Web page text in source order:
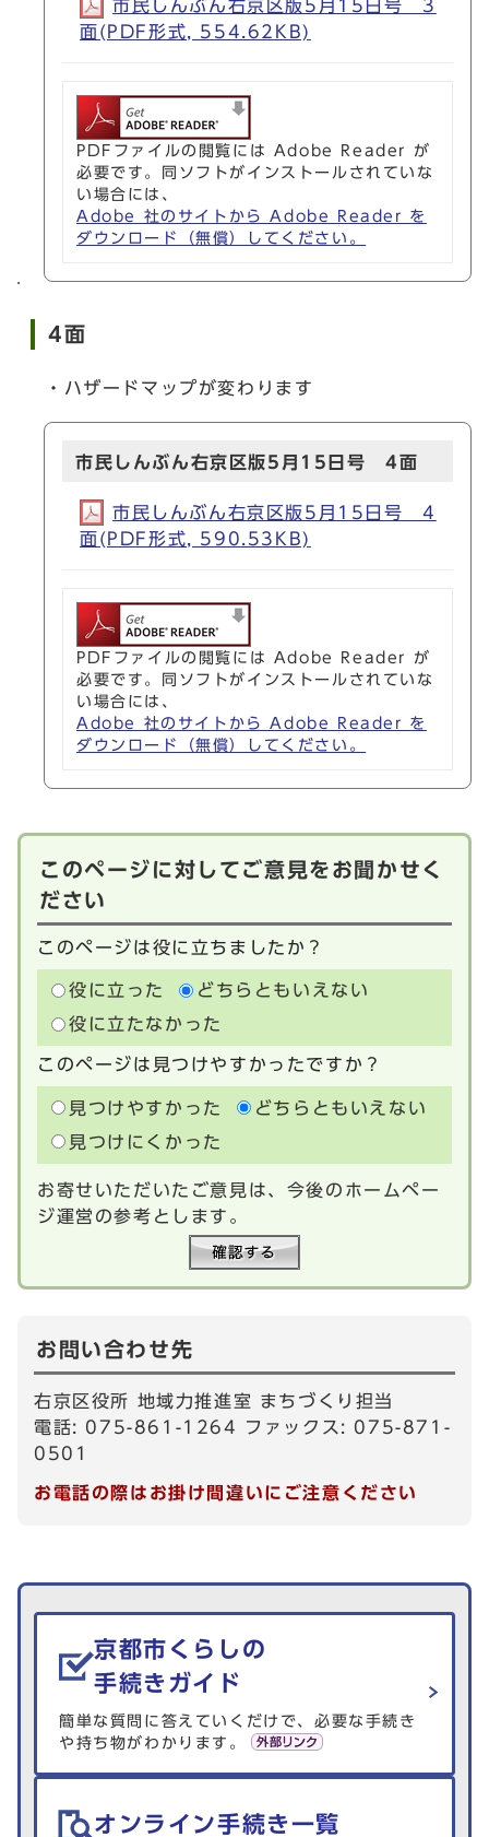
市民しんぶん右京区版5月15日号 3
面(PDF形式, 554.62KB)
PDFファイルの閲覧には Adobe Reader が
必要です。同ソフトがインストールされていな
い場合には、
Adobe 社のサイトから Adobe Reader を
ダウンロード（無償）してください。
4面
・ハザードマップが変わります
市民しんぶん右京区版5月15日号 4面
市民しんぶん右京区版5月15日号 4
面(PDF形式, 590.53KB)
PDFファイルの閲覧には Adobe Reader が
必要です。同ソフトがインストールされていな
い場合には、
Adobe 社のサイトから Adobe Reader を
ダウンロード（無償）してください。
このページに対してご意見をお聞かせく
ださい
このページは役に立ちましたか？
役に立った
どちらともいえない
役に立たなかった
このページは見つけやすかったですか？
見つけやすかった
どちらともいえない
見つけにくかった
お寄せいただいたご意見は、今後のホームペー
ジ運営の参考とします。
お問い合わせ先
右京区役所 地域力推進室 まちづくり担当
電話: 075-861-1264 ファックス: 075-871-
0501
お電話の際はお掛け間違いにご注意ください
生活情報を探す
京都市くらしの
手続きガイド
簡単な質問に答えていくだけで、必要な手続き
や持ち物がわかります。
オンライン手続き一覧